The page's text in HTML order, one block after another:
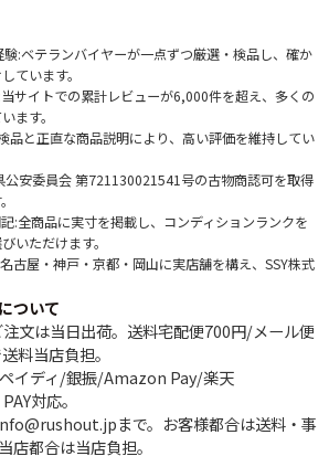
験:ベテランバイヤーが一点ずつ厳選・検品し、確か
ています。
:当サイトでの累計レビューが6,000件を超え、多くの
ます。
品と正直な商品説明により、高い評価を維持してい
公安委員会 第721130021541号の古物商認可を取得
:全商品に実寸を掲載し、コンディションランクを
いただけます。
古屋・神戸・京都・岡山に実店舗を構え、SSY株式
ついて
文は当日出荷。送料宅配便700円/メール便
料当店負担。
イディ/銀振/Amazon Pay/楽天
対応。
まで。お客様都合は送料・事
店都合は当店負担。